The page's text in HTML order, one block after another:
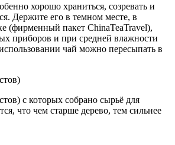
хорошо храниться, созревать и
Держите его в темном месте, в
(фирменный пакет ChinaTeaTravel),
приборов и при средней влажности
чай можно пересыпать в
с которых собрано сырьё для
что чем старше дерево, тем сильнее